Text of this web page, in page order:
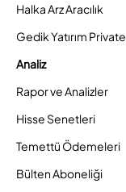
Halka Arz Aracılık
Gedik Yatırım Private
Analiz
Rapor ve Analizler
Hisse Senetleri
Temettü Ödemeleri
Bülten Aboneliği